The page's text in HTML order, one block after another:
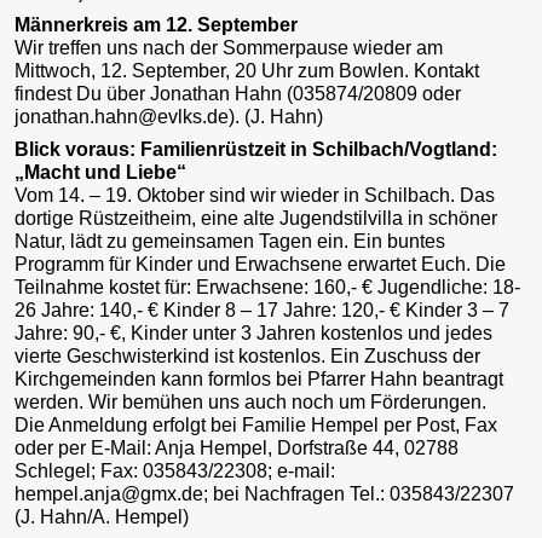
Männerkreis am 12. September
Wir treffen uns nach der Sommerpause wieder am
Mittwoch, 12. September, 20 Uhr zum Bowlen. Kontakt
findest Du über Jonathan Hahn (035874/20809 oder
jonathan.hahn@evlks.de). (J. Hahn)
Blick voraus: Familienrüstzeit in Schilbach/Vogtland:
„Macht und Liebe“
Vom 14. – 19. Oktober sind wir wieder in Schilbach. Das
dortige Rüstzeitheim, eine alte Jugendstilvilla in schöner
Natur, lädt zu gemeinsamen Tagen ein. Ein buntes
Programm für Kinder und Erwachsene erwartet Euch. Die
Teilnahme kostet für: Erwachsene: 160,- € Jugendliche: 18-
26 Jahre: 140,- € Kinder 8 – 17 Jahre: 120,- € Kinder 3 – 7
Jahre: 90,- €, Kinder unter 3 Jahren kostenlos und jedes
vierte Geschwisterkind ist kostenlos. Ein Zuschuss der
Kirchgemeinden kann formlos bei Pfarrer Hahn beantragt
werden. Wir bemühen uns auch noch um Förderungen.
Die Anmeldung erfolgt bei Familie Hempel per Post, Fax
oder per E-Mail: Anja Hempel, Dorfstraße 44, 02788
Schlegel; Fax: 035843/22308; e-mail:
hempel.anja@gmx.de; bei Nachfragen Tel.: 035843/22307
(J. Hahn/A. Hempel)